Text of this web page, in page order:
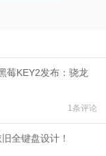
莓KEY2发布：骁龙
1条评论
全键盘设计！